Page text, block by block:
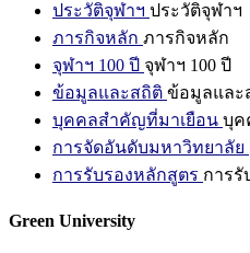
ประวัติจุฬาฯ ประวัติจุฬาฯ
ภารกิจหลัก ภารกิจหลัก
จุฬาฯ 100 ปี จุฬาฯ 100 ปี
ข้อมูลและสถิติ ข้อมูลและ
บุคคลสำคัญที่มาเยือน บุค
การจัดอันดับมหาวิทยาลัย
การรับรองหลักสูตร การรั
Green University